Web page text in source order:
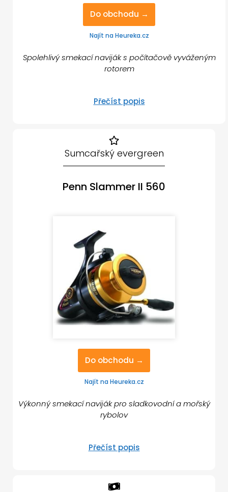
Do obchodu →
Najít na Heureka.cz
Spolehlivý smekací naviják s počítačově vyváženým
rotorem
Přečíst popis
Sumcařský evergreen
Penn Slammer II 560
Do obchodu →
Najít na Heureka.cz
Výkonný smekací naviják pro sladkovodní a mořský
rybolov
Přečíst popis